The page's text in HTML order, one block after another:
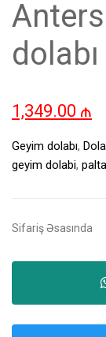
dolabı
1,349.00 ₼
Geyim dolabı,
geyim dolabi,
Sifariş Əsasında